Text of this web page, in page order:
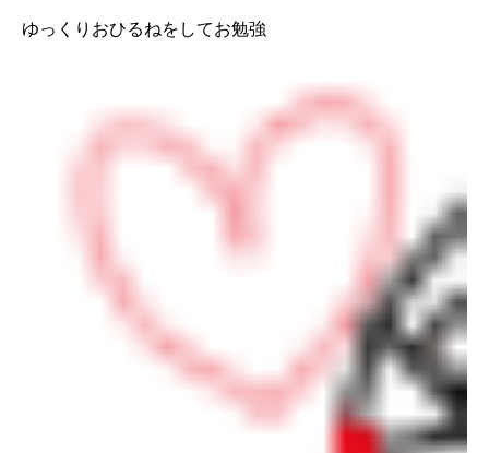
ゆっくりおひるねをしてお勉強